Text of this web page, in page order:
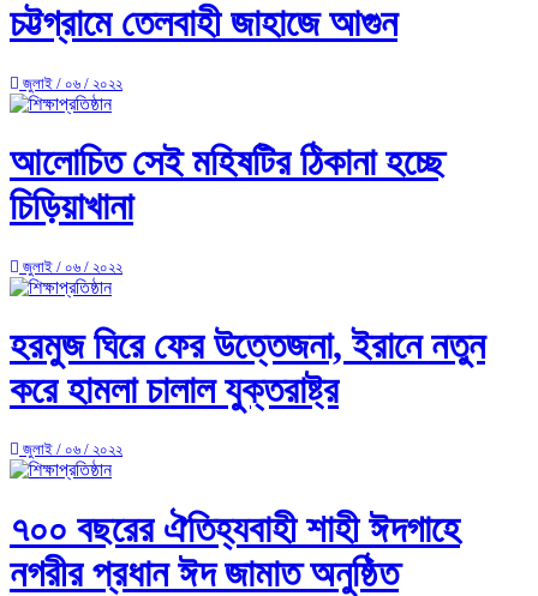
চট্টগ্রামে তেলবাহী জাহাজে আগুন
জুলাই / ০৬ / ২০২২
আলোচিত সেই মহিষটির ঠিকানা হচ্ছে
চিড়িয়াখানা
জুলাই / ০৬ / ২০২২
হরমুজ ঘিরে ফের উত্তেজনা, ইরানে নতুন
করে হামলা চালাল যুক্তরাষ্ট্র
জুলাই / ০৬ / ২০২২
৭০০ বছরের ঐতিহ্যবাহী শাহী ঈদগাহে
নগরীর প্রধান ঈদ জামাত অনুষ্ঠিত